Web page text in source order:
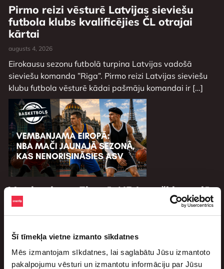
Šī tīmekļa vietne izmanto sīkdatnes
Mēs izmantojam sīkdatnes, lai saglabātu Jūsu izmantoto
pakalpojumu vēsturi un izmantotu informāciju par Jūsu
Pirmo reizi vēsturē Latvijas sieviešu
futbola klubs kvalificējies ČL otrajai
kārtai
augusts 4, 2026
Eirokausu sezonu futbolā turpina Latvijas vadošā
sieviešu komanda ”Riga”. Pirmo reizi Latvijas sieviešu
klubu futbola vēsturē kādai pašmāju komandai ir […]
Vembanjama Eiropā: NBA mači jaunajā
sezonā, kas nenorisināsies ASV
augusts 3, 2026
Lēniem soļiem tuvojas jaunā Nacionālās basketbola
asociācijas (NBA) sezona. Jaunajā sezonā trīs mači
paredzēti arī ārpus ASV. Tā būs lieliska […]